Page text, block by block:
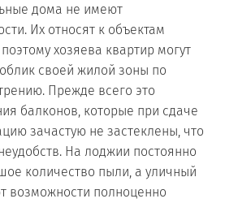
дома не имеют
Их относят к объектам
хозяева квартир могут
своей жилой зоны по
Прежде всего это
балконов, которые при сдаче
зачастую не застеклены, что
На лоджии постоянно
количество пыли, а уличный
возможности полноценно